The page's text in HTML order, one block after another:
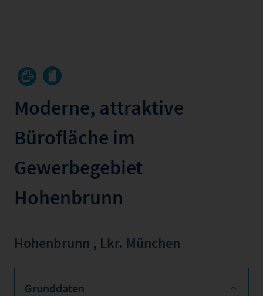
Moderne, attraktive
Bürofläche im
Gewerbegebiet
Hohenbrunn
Hohenbrunn , Lkr. München
Grunddaten